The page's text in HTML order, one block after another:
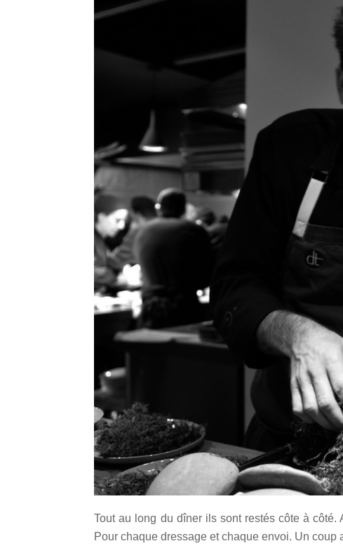
Tout au long du dîner ils sont restés côte à
Pour chaque dressage et chaque envoi. Un coup